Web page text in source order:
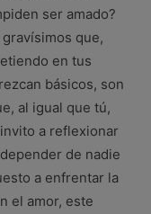
ser amado?
que,
en tus
básicos, son
al igual que tú,
a reflexionar
de nadie
a enfrentar la
el amor, este